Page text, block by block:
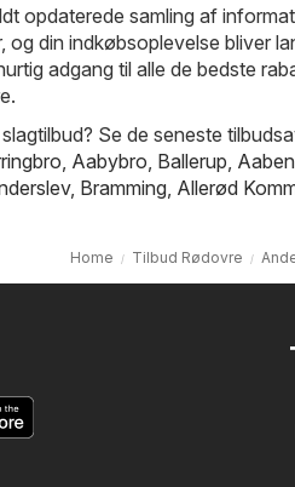
opdaterede samling af
og din indkøbsoplevelse bliver
adgang til alle de bedste
Se de seneste
, Aabybro, Ballerup,
, Bramming, Allerød
Home Tilbud Rødovre